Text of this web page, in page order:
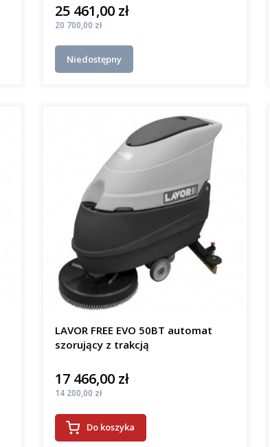
Cena
25 461,00 zł
Cena
20 700,00 zł
Niedostępny
LAVOR FREE EVO 50BT automat
szorujący z trakcją
Cena
17 466,00 zł
Cena
14 200,00 zł
Do koszyka